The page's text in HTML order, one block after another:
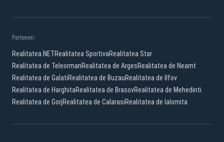
Parteneri:
Realitatea.NETRealitatea SportivaRealitatea Star
Realitatea de TeleormanRealitatea de ArgesRealitatea de Neamt
Realitatea de GalatiRealitatea de BuzauRealitatea de Ilfov
Realitatea de HarghitaRealitatea de BrasovRealitatea de Mehedinti
Realitatea de GorjRealitatea de CalarasiRealitatea de Ialomita